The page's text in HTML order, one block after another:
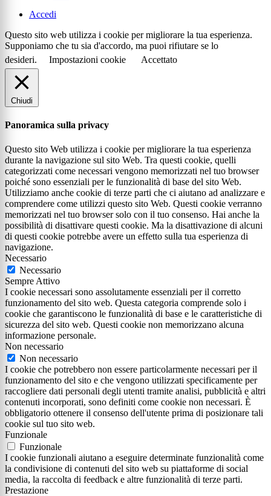
Accedi
Questo sito web utilizza i cookie per migliorare la tua esperienza.
Supponiamo che tu sia d'accordo, ma puoi rifiutare se lo
desideri.
Impostazioni cookie Accettato
Chiudi
Panoramica sulla privacy
Questo sito Web utilizza i cookie per migliorare la tua esperienza
durante la navigazione sul sito Web. Tra questi cookie, quelli
categorizzati come necessari vengono memorizzati nel tuo browser
poiché sono essenziali per le funzionalità di base del sito Web.
Utilizziamo anche cookie di terze parti che ci aiutano ad analizzare e
comprendere come utilizzi questo sito Web. Questi cookie verranno
memorizzati nel tuo browser solo con il tuo consenso. Hai anche la
possibilità di disattivare questi cookie. Ma la disattivazione di alcuni
di questi cookie potrebbe avere un effetto sulla tua esperienza di
navigazione.
Necessario
Necessario
Sempre Attivo
I cookie necessari sono assolutamente essenziali per il corretto
funzionamento del sito web. Questa categoria comprende solo i
cookie che garantiscono le funzionalità di base e le caratteristiche di
sicurezza del sito web. Questi cookie non memorizzano alcuna
informazione personale.
Non necessario
Non necessario
I cookie che potrebbero non essere particolarmente necessari per il
funzionamento del sito e che vengono utilizzati specificamente per
raccogliere dati personali degli utenti tramite analisi, pubblicità e altri
contenuti incorporati, sono definiti come cookie non necessari. È
obbligatorio ottenere il consenso dell'utente prima di posizionare tali
cookie sul tuo sito web.
Funzionale
Funzionale
I cookie funzionali aiutano a eseguire determinate funzionalità come
la condivisione di contenuti del sito web su piattaforme di social
media, la raccolta di feedback e altre funzionalità di terze parti.
Prestazione